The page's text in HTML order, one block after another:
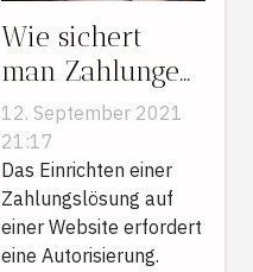
Wie sichert
man Zahlungen
auf Ihrer
Website ?
12. September 2021
21:17
Das Einrichten einer
Zahlungslösung auf
einer Website erfordert
eine Autorisierung.